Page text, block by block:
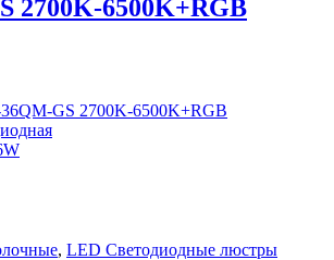
2700K-6500K+RGB
GS 2700K-6500K+RGB
, LED Светодиодные люстры